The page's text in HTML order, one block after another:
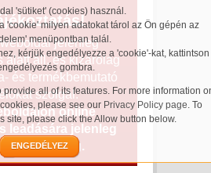
'sütiket' (cookies) használ.
'cookie' milyen adatokat tárol az Ön gépén az
menüpontban talál.
kérjük engedélyezze a 'cookie'-kat, kattintson
gombra.
all of its features. For more information
please see our Privacy Policy page. To
site, please click the Allow button below.
ENGEDÉLYEZ
jelenleg
alatt áll, és kizárólag
és termékbemutató
szolgál.
online
leadására jelenleg
lehetőség.